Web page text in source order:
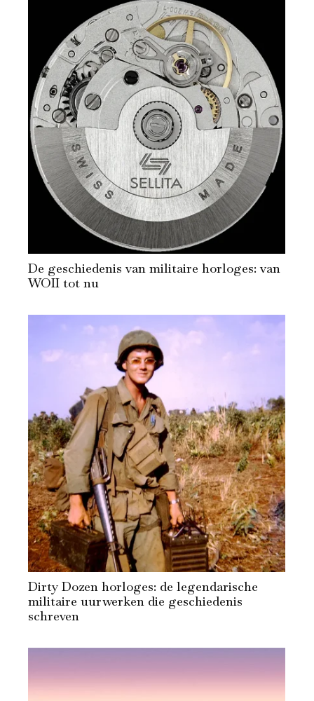
De geschiedenis van militaire horloges: van
WOII tot nu
Dirty Dozen horloges: de legendarische
militaire uurwerken die geschiedenis
schreven